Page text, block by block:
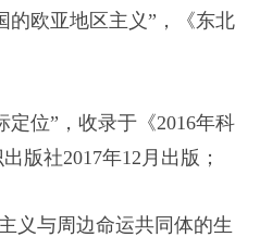
的欧亚地区主义”，《东北
定位”，收录于《2016年科
版社2017年12月出版；
义与周边命运共同体的生